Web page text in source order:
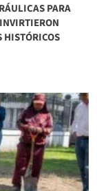
PARA
HISTÓRICOS